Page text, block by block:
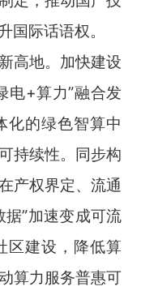
国际话语权。
高地。加快建设
电+算力”融合发
化的绿色智算中
持续性。同步构
产权界定、流通
”加速变成可流
区建设，降低算
算力服务普惠可